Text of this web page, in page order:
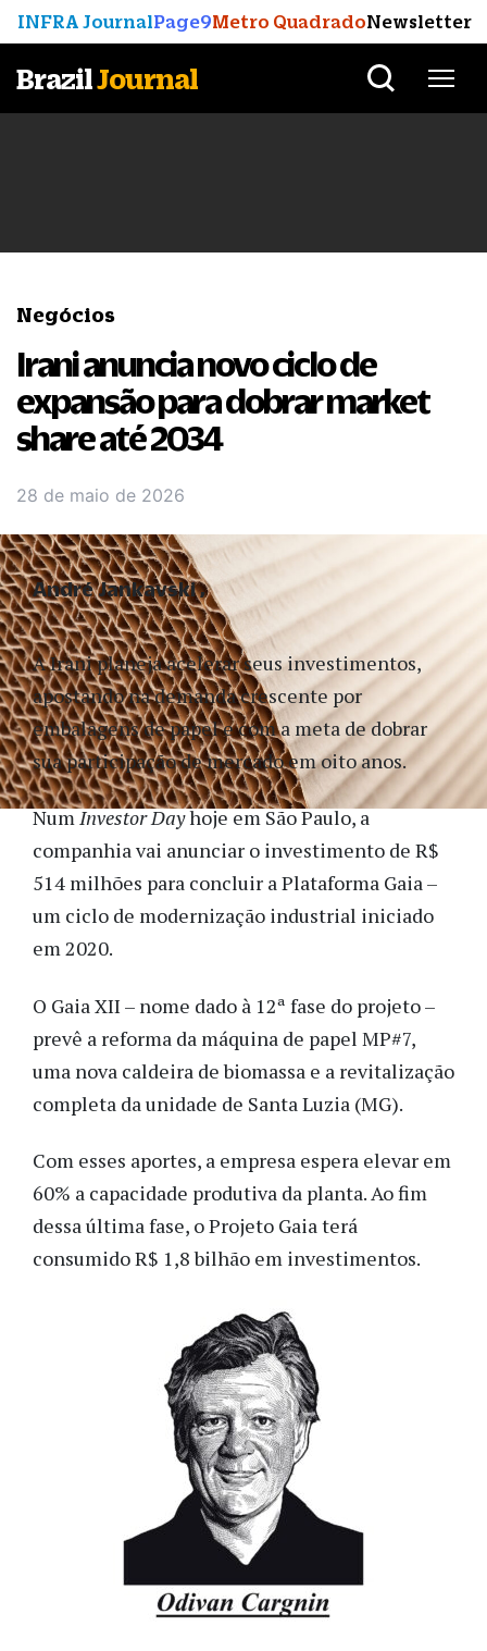
INFRA JournalPage9Metro QuadradoNewsletter
BrazilJournal
Negócios
Irani anuncia novo ciclo de
expansão para dobrar market
share até 2034
28 de maio de 2026
A Irani planeja acelerar seus investimentos,
apostando na demanda crescente por
embalagens de papel e com a meta de dobrar
sua participação de mercado em oito anos.
NumInvestor Dayhoje em São Paulo, a
companhia vai anunciar o investimento de R$
514 milhões para concluir a Plataforma Gaia –
um ciclo de modernização industrial iniciado
em 2020.
O Gaia XII – nome dado à 12ª fase do projeto –
prevê a reforma da máquina de papel MP#7,
uma nova caldeira de biomassa e a revitalização
completa da unidade de Santa Luzia (MG).
Com esses aportes, a empresa espera elevar em
60% a capacidade produtiva da planta. Ao fim
dessa última fase, o Projeto Gaia terá
consumido R$ 1,8 bilhão em investimentos.
André Jankavski